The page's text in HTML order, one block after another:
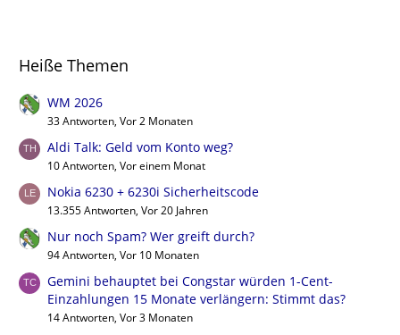
Heiße Themen
WM 2026
33 Antworten, Vor 2 Monaten
Aldi Talk: Geld vom Konto weg?
10 Antworten, Vor einem Monat
Nokia 6230 + 6230i Sicherheitscode
13.355 Antworten, Vor 20 Jahren
Nur noch Spam? Wer greift durch?
94 Antworten, Vor 10 Monaten
Gemini behauptet bei Congstar würden 1-Cent-
Einzahlungen 15 Monate verlängern: Stimmt das?
14 Antworten, Vor 3 Monaten